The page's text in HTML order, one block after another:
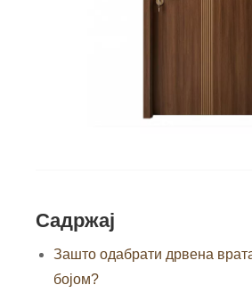
Садржај
Зашто одабрати дрвена
бојом?